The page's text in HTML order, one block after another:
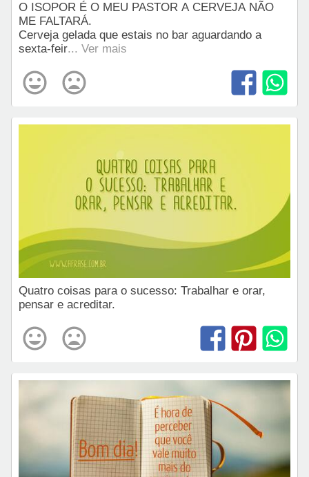
O ISOPOR É O MEU PASTOR A CERVEJA NÃO
ME FALTARÁ.
Cerveja gelada que estais no bar aguardando a
sexta-feir... Ver mais
Quatro coisas para o sucesso: Trabalhar e orar,
pensar e acreditar.